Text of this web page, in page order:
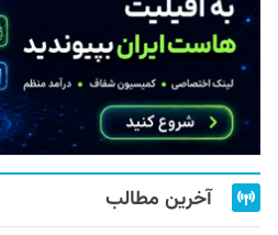
آخرین مطالب